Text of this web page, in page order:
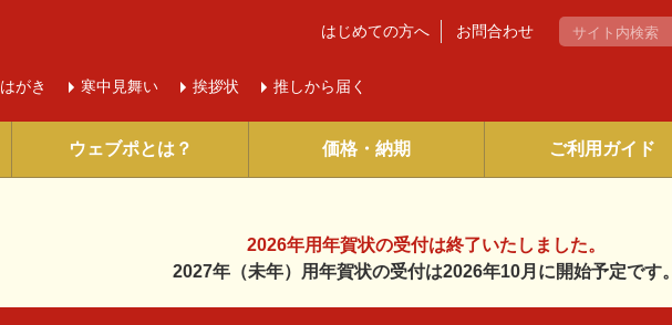
はがき 寒中 見舞い 挨拶状 推しから届く
はじめての方へ お問合わせ
ウェブポとは？ 価格・納期 ご利用ガイド
2026年用年賀状の受付は終了いたしました。
2027年（未年）用年賀状の受付は2026年10月に開始予定です。